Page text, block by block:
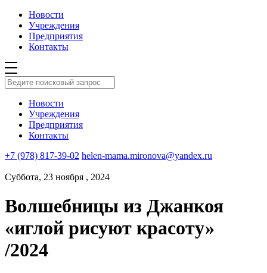
Новости
Учреждения
Предприятия
Контакты
Новости
Учреждения
Предприятия
Контакты
+7 (978) 817-39-02 helen-mama.mironova@yandex.ru
Суббота, 23 ноября , 2024
Волшебницы из Джанкоя
«иглой рисуют красоту»
/2024